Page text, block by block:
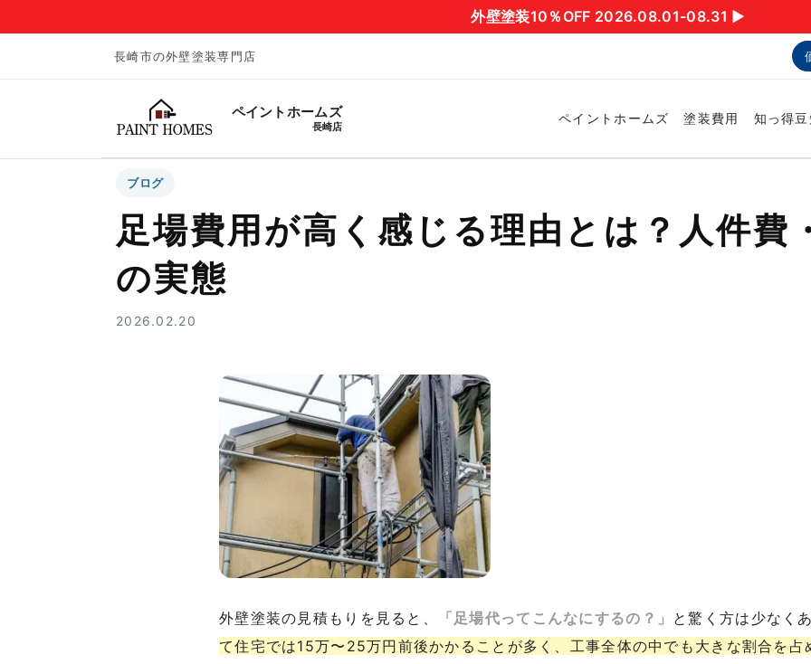
外壁塗装10％OFF 2026.08.01-08.31 ▶︎
長崎市の外壁塗装専門店
ペイントホームズ
長崎店
ペイントホームズ 塗装費用 知っ得
ブログ
足場費用が高く感じる理由とは？人件費
の実態
2026.02.20
外壁塗装の見積もりを見ると、 「足場代ってこんなにするの？」 と驚く方は少なく
て住宅では15万〜25万円前後かかることが多く、工事全体の中でも大きな割合を占